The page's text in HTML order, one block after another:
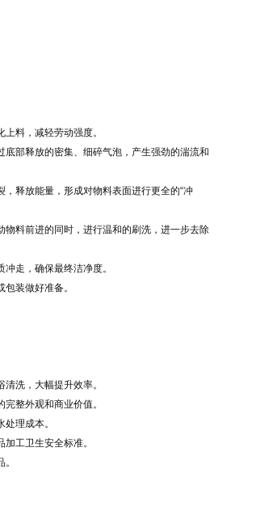
料，减轻劳动强度。
部释放的密集、细碎气泡，产生强劲的湍流和
释放能量，形成对物料表面进行更全的“冲
料前进的同时，进行温和的刷洗，进一步去除
走，确保最终洁净度。
装做好准备。
洗，大幅提升效率。
整外观和商业价值。
理成本。
工卫生安全标准。